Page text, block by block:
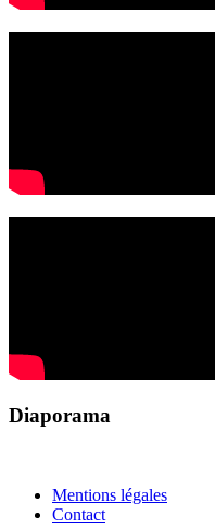
Diaporama
Mentions légales
Contact